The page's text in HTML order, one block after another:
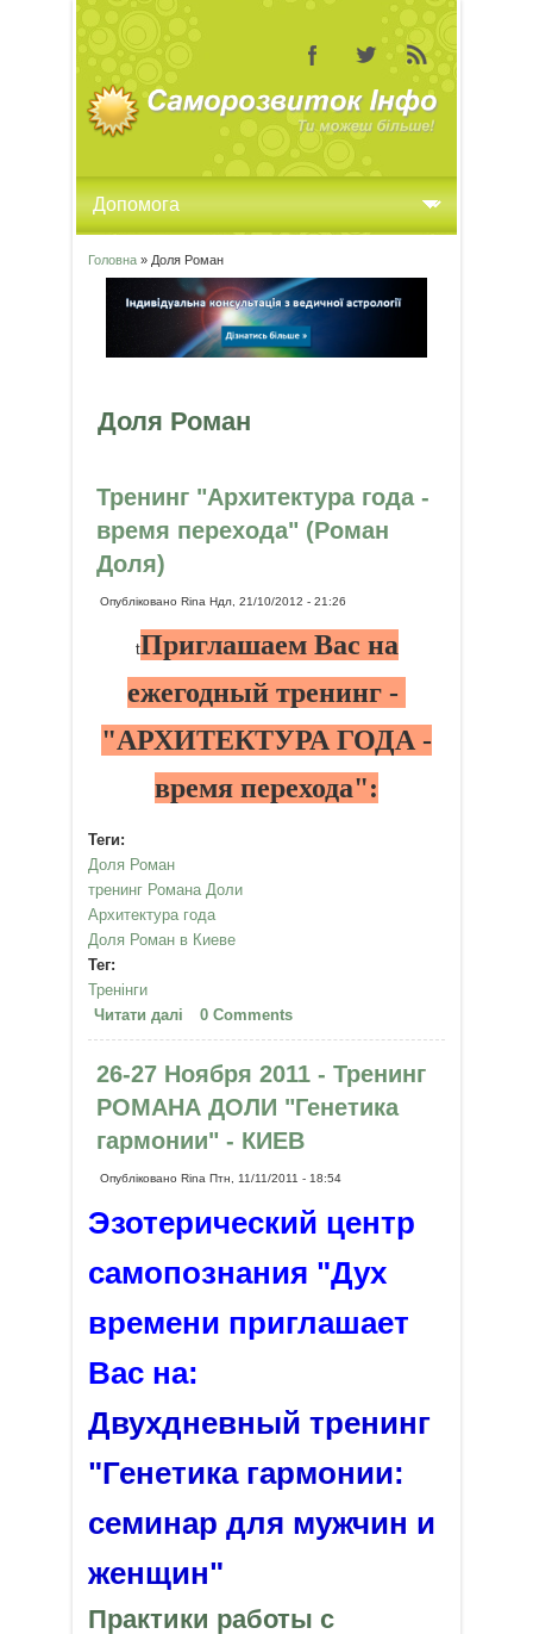
Ви є тут
Головна» Доля Роман
Доля Роман
Тренинг "Архитектура года -
время перехода" (Роман
Доля)
ОпублікованоRina Ндл, 21/10/2012 - 21:26
tПриглашаем Вас на
ежегодный тренинг -
"АРХИТЕКТУРА ГОДА -
время перехода":
Теги:
Доля Роман
тренинг Романа Доли
Архитектура года
Доля Роман в Киеве
Тег:
Тренінги
Читати далі про Тренинг "Архитектура года -
время перехода" (Роман Доля)
0 Comments
26-27 Ноября 2011 - Тренинг
РОМАНА ДОЛИ "Генетика
гармонии" - КИЕВ
Опубліковано Rina Птн, 11/11/2011 - 18:54
Эзотерический центр
самопознания "Дух
времени приглашает
Вас на:
Двухдневный тренинг
"Генетика гармонии:
семинар для мужчин и
женщин"
Практики работы с